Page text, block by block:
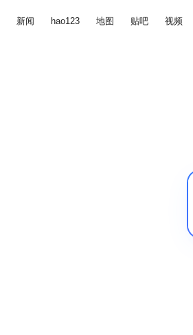
新闻 hao123 地图 贴吧 视频